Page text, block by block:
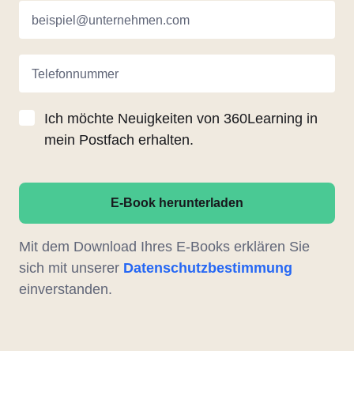
beispiel@unternehmen.com
Telefonnummer
Ich möchte Neuigkeiten von 360Learning in
mein Postfach erhalten.
E-Book herunterladen
Mit dem Download Ihres E-Books erklären Sie
sich mit unserer Datenschutzbestimmung
einverstanden.